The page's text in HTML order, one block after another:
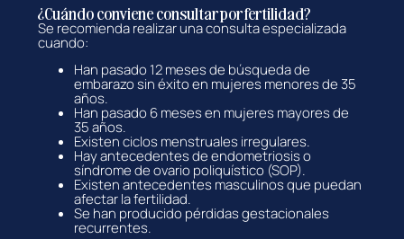
¿Cuándo conviene consultar por fertilidad?
Se recomienda realizar una consulta especializada
cuando:
Han pasado 12 meses de búsqueda de
embarazo sin éxito en mujeres menores de 35
años.
Han pasado 6 meses en mujeres mayores de
35 años.
Existen ciclos menstruales irregulares.
Hay antecedentes de endometriosis o
síndrome de ovario poliquístico (SOP).
Existen antecedentes masculinos que puedan
afectar la fertilidad.
Se han producido pérdidas gestacionales
recurrentes.